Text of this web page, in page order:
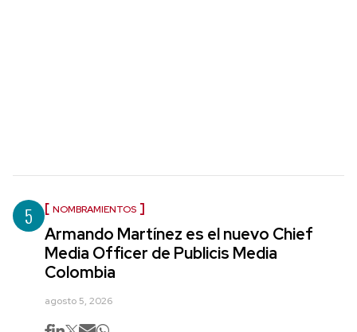
5 NOMBRAMIENTOS
Armando Martínez es el nuevo Chief
Media Officer de Publicis Media
Colombia
agosto 5, 2026